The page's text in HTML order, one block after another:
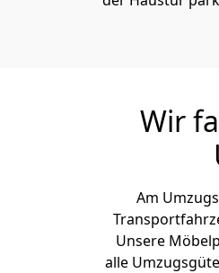
Wir
Am
Unsere
alle